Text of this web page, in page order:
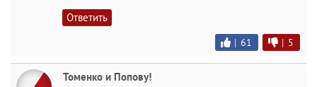
Ответить
| 61 | 5
Томенко и Попову!